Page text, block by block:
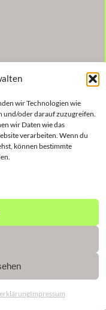
wir Technologien wie
und/oder darauf zuzugreifen.
wir Daten wie das
verarbeiten. Wenn du
können bestimmte
Impressum